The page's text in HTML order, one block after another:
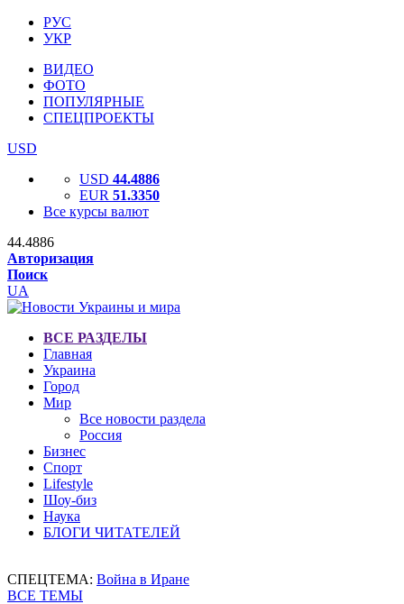
РУС
УКР
ВИДЕО
ФОТО
ПОПУЛЯРНЫЕ
СПЕЦПРОЕКТЫ
USD
USD 44.4886
EUR 51.3350
Все курсы валют
44.4886
Авторизация
Поиск
UA
ВСЕ РАЗДЕЛЫ
Главная
Украина
Город
Мир
Все новости раздела
Россия
Бизнес
Спорт
Lifestyle
Шоу-биз
Наука
БЛОГИ ЧИТАТЕЛЕЙ
СПЕЦТЕМА: Война в Иране
ВСЕ ТЕМЫ